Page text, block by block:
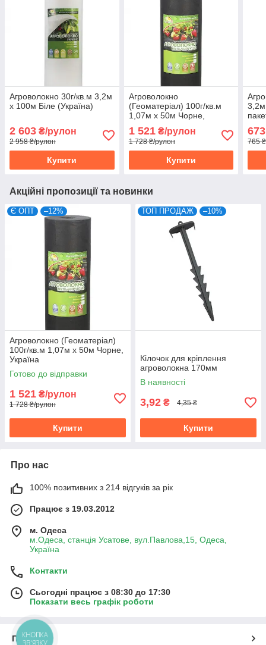
Агроволокно 30г/кв.м 3,2м
х 100м Біле (Україна)
2 603 ₴/рулон
2 958 ₴/рулон
Купити
Агроволокно
(Геоматеріал) 100г/кв.м
1,07м х 50м Чорне,
1 521₴/рулон
1 728 ₴/рулон
Купити
3,2м
673
765
Акційні пропозиції та новинки
Є ОПТ –12%
Агроволокно (Геоматеріал)
100г/кв.м 1,07м х 50м Чорне,
Україна
Готово до відправки
1 521 ₴/рулон
1 728 ₴/рулон
Купити
ТОП ПРОДАЖ –10%
Кілочок для кріплення
агроволокна 170мм
В наявності
3,92 ₴ 4,35 ₴
Купити
Про нас
100% позитивних з 214 відгуків за рік
Працює з 19.03.2012
м. Одеса
м.Одеса, станція Усатове, вул.Павлова,15, Одеса,
Україна
Контакти
Сьогодні працює з 08:30 до 17:30
Показати весь графік роботи
Про нас
КНОПКА
ЗВ'ЯЗКУ